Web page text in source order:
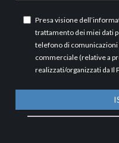
Presa visione dell’
trattamento dei miei dati
telefono di
commerciale (relative a
realizzati/organizzati da Il